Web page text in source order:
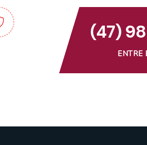
(47)
ENTRE